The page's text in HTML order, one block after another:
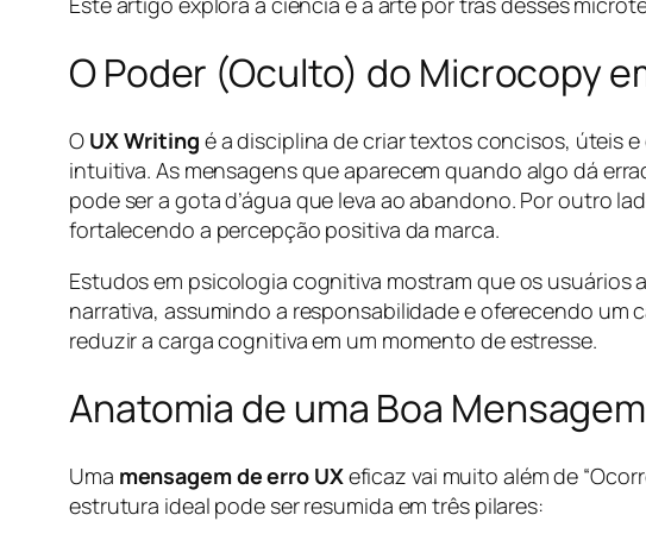
O Poder (Oculto) do Microcopy
O UX Writing é a disciplina de criar textos concisos, úteis
intuitiva. As mensagens que aparecem quando algo dá
pode ser a gota d’água que leva ao abandono. Por outro
fortalecendo a percepção positiva da marca.
Estudos em psicologia cognitiva mostram que os
narrativa, assumindo a responsabilidade e oferecendo um
reduzir a carga cognitiva em um momento de estresse.
Anatomia de uma Boa
Uma mensagem de erro UXeficaz vai muito além de
estrutura ideal pode ser resumida em três pilares: